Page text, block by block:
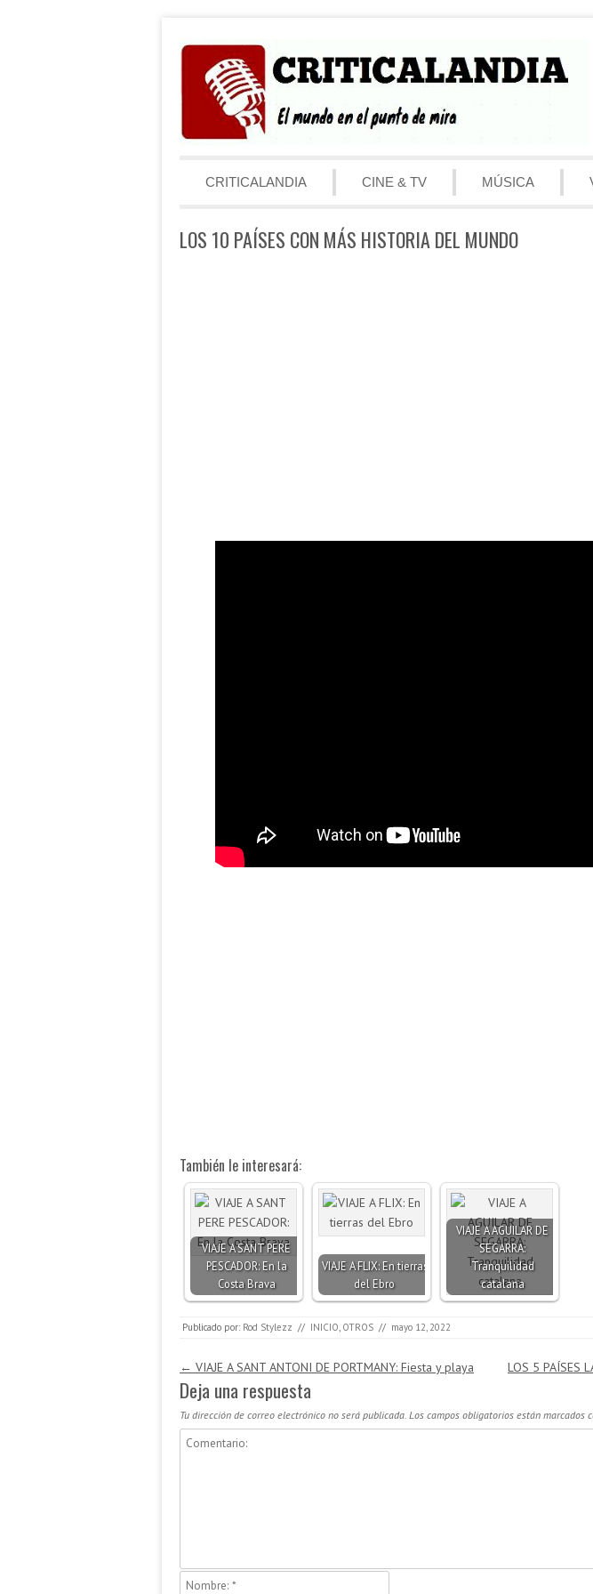
Menú
CRITICALANDIA
CINE & TV MÚSICA
LOS 10 PAÍSES CON MÁS HISTORIA DEL MUNDO
También le interesará:
VIAJE A SANT PERE
PESCADOR: En la
Costa Brava
VIAJE A FLIX: En tierras
del Ebro
VIAJE A AGUILAR DE
SEGARRA:
Tranquilidad
catalana
Publicado por: Rod Stylezz // INICIO OTROS // mayo 12, 2022
Navegación de entradas
← VIAJE A SANT ANTONI DE PORTMANY: Fiesta y playa LOS 5 PAÍSES
Deja una respuesta
Tu dirección de correo electrónico no será publicada. Los campos obligatorios están marcados